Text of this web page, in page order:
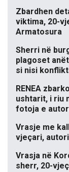
Zbardhen
viktima, 20-
Armatosura
Sherri në
plagoset
si nisi
RENEA
ushtarit, i riu
fotoja e
Vrasje me
vjeçari,
Vrasja në
sherr, 20-